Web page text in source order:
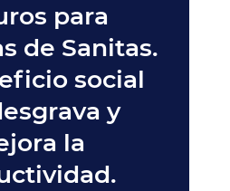
para
de Sanitas.
social
y
la